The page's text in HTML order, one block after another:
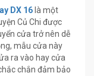
DX 16 là một
Củ Chi được
cửa trở nên dễ
mẫu cửa này
ra vào hay cửa
chắn đảm bảo